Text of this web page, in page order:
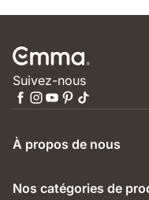
Suivez-nous
À propos de nous
Nos catégories de